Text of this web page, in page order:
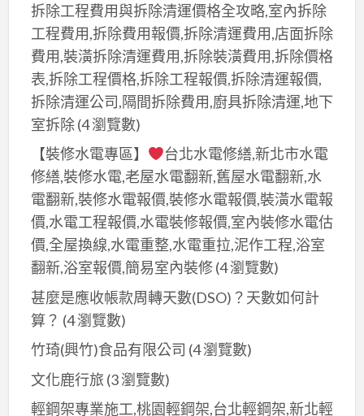
拆除工程費用與拆除清運價格全攻略,室內拆除
工程費用,拆除費用報價,拆除清運費用,店面拆除
費用,裝潢拆除清運費用,拆除裝潢費用,拆除價格
表,拆除工程價格,拆除工程報價,拆除清運報價,
拆除清運公司,隔間拆除費用,廚具拆除清運,地下
室拆除(4 瀏覽數)
【裝修水電專區】
台北水電修繕,新北市水電
修繕,裝修水電,老屋水電翻新,舊屋水電翻新,水
電翻新,裝修水電報價,裝修水電報價,裝潢水電報
價,水電工程報價,水電裝修報價,室內裝修水電估
價,全屋換線,水電重整,水電重拉,泥作工程,浴室
翻新,浴室報價,簡易室內裝修(4 瀏覽數)
甚麼是應收帳款周轉天數(DSO)？天數如何計
算？​ (4 瀏覽數)
竹琦(興竹)食品有限公司 (4 瀏覽數)
文化鹿行旅 (3 瀏覽數)
輕鋼架專業施工,桃園輕鋼架,台北輕鋼架,新北輕